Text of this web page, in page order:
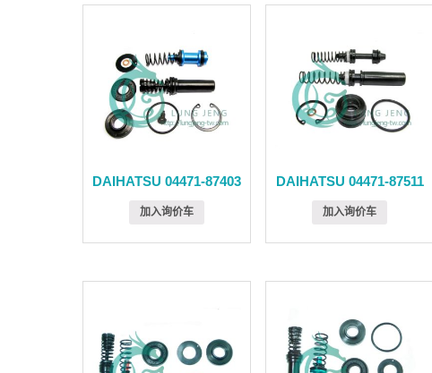
DAIHATSU 04471-87403
加入询价车
DAIHATSU 04471-87511
加入询价车